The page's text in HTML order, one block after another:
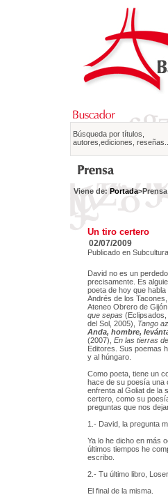
Búsqueda por títulos,
autores,ediciones, reseñas...
Viene de: Portada>Prensa
Un tiro certero
02/07/2009
Publicado en
David no es un
precisamente. Es
poeta de hoy que
Andrés de los
Ateneo Obrero de
que sepas(Eclipsados,
del Sol, 2005),
Tango
Anda, hombre,
(2007), En las tierras
Editores. Sus poemas
y al húngaro.
Como poeta, tiene un
hace de su poesía una
enfrenta al Goliat de la
certero, como su
preguntas que nos
1.- David, la pregunta
Ya lo he dicho en más
últimos tiempos he
escribo.
2.- Tu último libro,
El final de la misma.